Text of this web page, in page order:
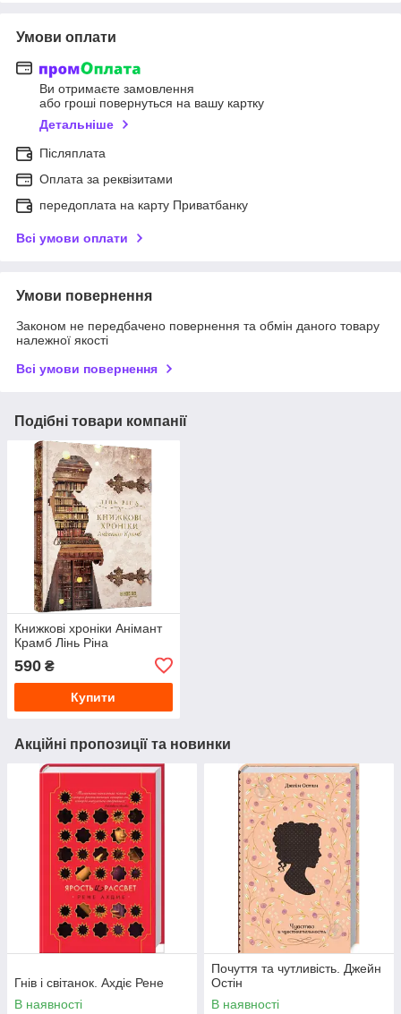
Умови оплати
Ви отримаєте замовлення
або гроші повернуться на вашу картку
Детальніше
Післяплата
Оплата за реквізитами
передоплата на карту Приватбанку
Всі умови оплати
Умови повернення
Законом не передбачено повернення та обмін даного товару
належної якості
Всі умови повернення
Подібні товари компанії
Книжкові хроніки Анімант
Крамб Лінь Ріна
590 ₴
Купити
Акційні пропозиції та новинки
Гнів і світанок. Ахдіє Рене
В наявності
Почуття та чутливість. Джейн
Остін
В наявності